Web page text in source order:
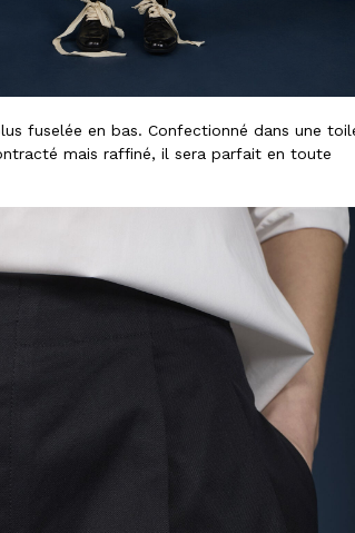
fuselée en bas. Confectionné dans une
mais raffiné, il sera parfait en toute